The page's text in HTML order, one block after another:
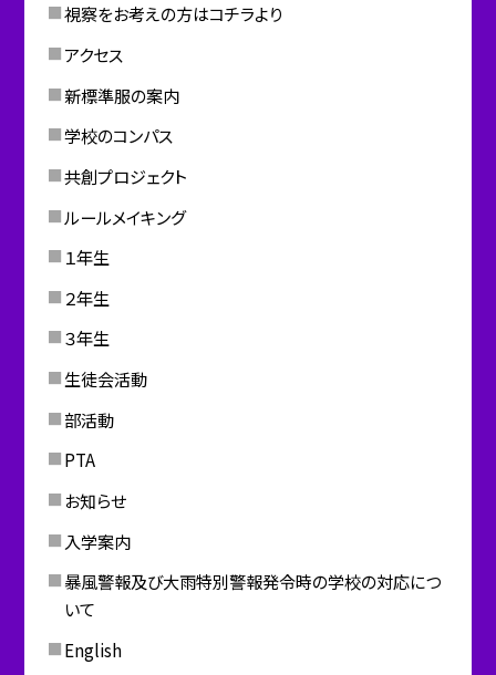
視察をお考えの方はコチラより
アクセス
新標準服の案内
学校のコンパス
共創プロジェクト
ルールメイキング
１年生
２年生
３年生
生徒会活動
部活動
PTA
お知らせ
入学案内
暴風警報及び大雨特別警報発令時の学校の対応につ
いて
English